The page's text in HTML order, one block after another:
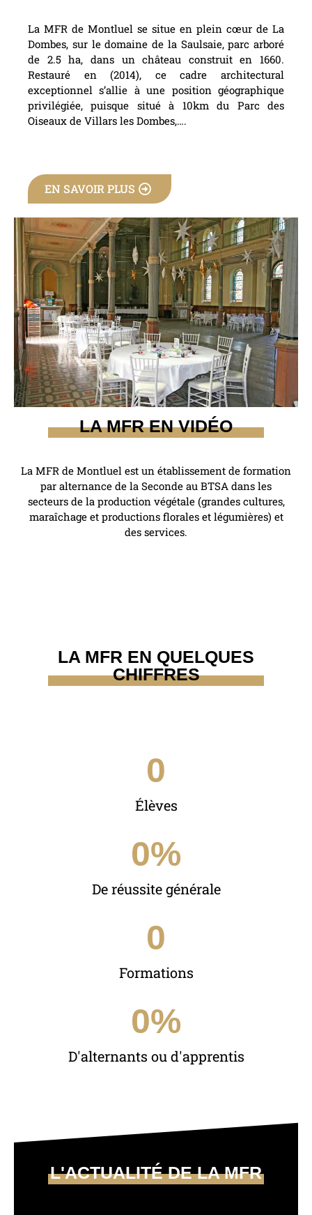
La MFR de Montluel se situe en plein cœur de La
Dombes, sur le domaine de la Saulsaie, parc arboré
de 2.5 ha, dans un château construit en 1660.
Restauré en (2014), ce cadre architectural
exceptionnel s’allie à une position géographique
privilégiée, puisque situé à 10km du Parc des
Oiseaux de Villars les Dombes,….
EN SAVOIR PLUS
LA MFR EN VIDÉO
La MFR de Montluel est un établissement de formation
par alternance de la Seconde au BTSA dans les
secteurs de la production végétale (grandes cultures,
maraîchage et productions florales et légumières) et
des services.
LA MFR EN QUELQUES
CHIFFRES
Élèves
0
De réussite générale
0%
Formations
0
D'alternants ou d'apprentis
0%
L'ACTUALITÉ DE LA MFR